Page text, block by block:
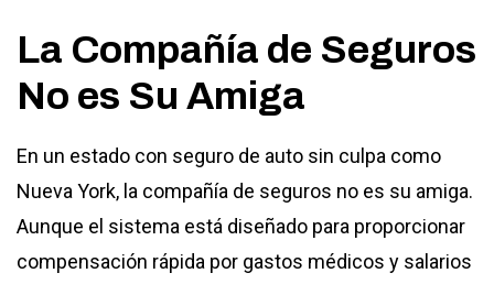
La Compañía de Seguros
No es Su Amiga
En un estado con seguro de auto sin culpa como
Nueva York, la compañía de seguros no es su amiga.
Aunque el sistema está diseñado para proporcionar
compensación rápida por gastos médicos y salarios